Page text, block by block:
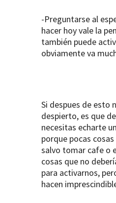
-Preguntarse al
hacer hoy vale la
también puede
obviamente va
Si despues de esto
despierto, es que
necesitas echarte
porque pocas
salvo tomar cafe o
cosas que no
para activarnos,
hacen